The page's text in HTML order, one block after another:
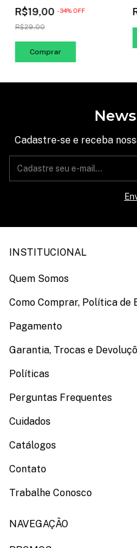
R$19,00 -34%OFF
R$29,00
Cadastre-se e receba
INSTITUCIONAL
Quem Somos
Como Comprar, Política de
Pagamento
Garantia, Trocas e
Políticas
Perguntas Frequentes
Cuidados
Catálogos
Contato
Trabalhe Conosco
NAVEGAÇÃO